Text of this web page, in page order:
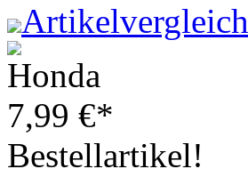
Artikelvergleich
7,99 €*
Bestellartikel!